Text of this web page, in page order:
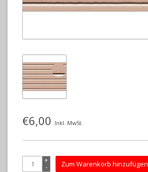
€6,00 Inkl. MwSt.
+
- Zum Warenkorb hinzufügen